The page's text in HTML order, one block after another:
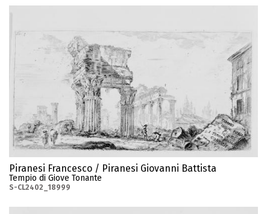
Piranesi Francesco / Piranesi Giovanni Battista
Tempio di Giove Tonante
S-CL2402_18999